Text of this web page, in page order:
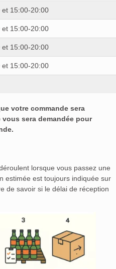
et 15:00-20:00
et 15:00-20:00
et 15:00-20:00
et 15:00-20:00
votre commande sera
sera demandée pour
lorsque vous passez une
estimée est toujours indiquée sur
de savoir si le délai de réception